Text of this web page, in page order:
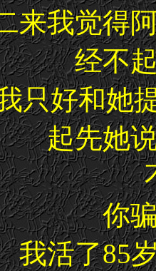
来我觉得
经不
只好和她
起先她
你
我活了85